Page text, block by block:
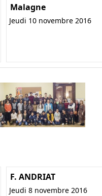
Malagne
Jeudi 10 novembre 2016
F. ANDRIAT
Jeudi 8 novembre 2016